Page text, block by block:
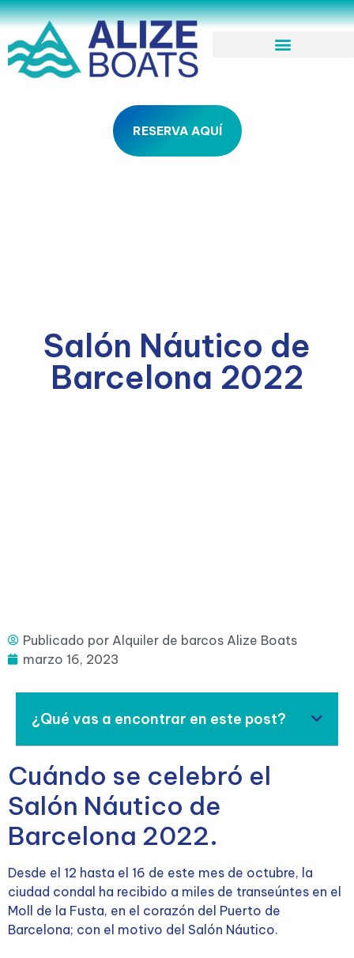
RESERVA AQUÍ
Salón Náutico de
Barcelona 2022
Publicado por Alquiler de barcos Alize Boats
marzo 16, 2023
¿Qué vas a encontrar en este post?
Cuándo se celebró el
Salón Náutico de
Barcelona 2022.
Desde el 12 hasta el 16 de este mes de octubre, la
ciudad condal ha recibido a miles de transeúntes en el
Moll de la Fusta, en el corazón del Puerto de
Barcelona; con el motivo del Salón Náutico.